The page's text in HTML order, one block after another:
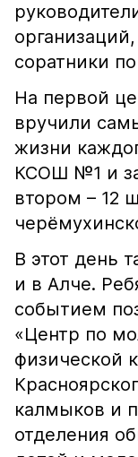
соратники
На первой
вручили
жизни
КСОШ №1 и
втором – 12
В этот день
и в Алче.
событием
«Центр по
физической
калмыков и
отделения